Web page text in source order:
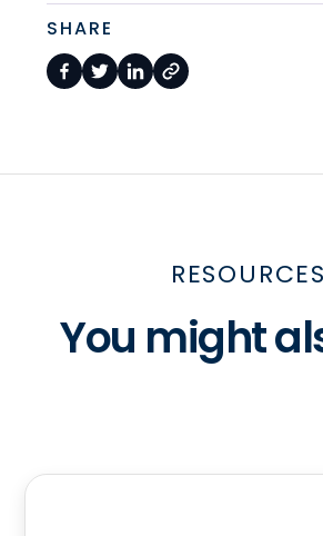
SHARE
RESOURCES
You might